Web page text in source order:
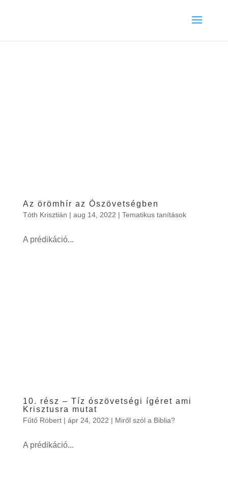
Az örömhír az Ószövetségben
Tóth Krisztián | aug 14, 2022 | Tematikus tanítások
A prédikáció...
10. rész – Tíz ószövetségi ígéret ami
Krisztusra mutat
Fűtő Róbert| ápr 24, 2022 | Miről szól a Biblia?
A prédikáció...